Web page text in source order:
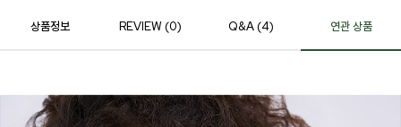
상품정보 REVIEW (0) Q&A (4) 연관 상품